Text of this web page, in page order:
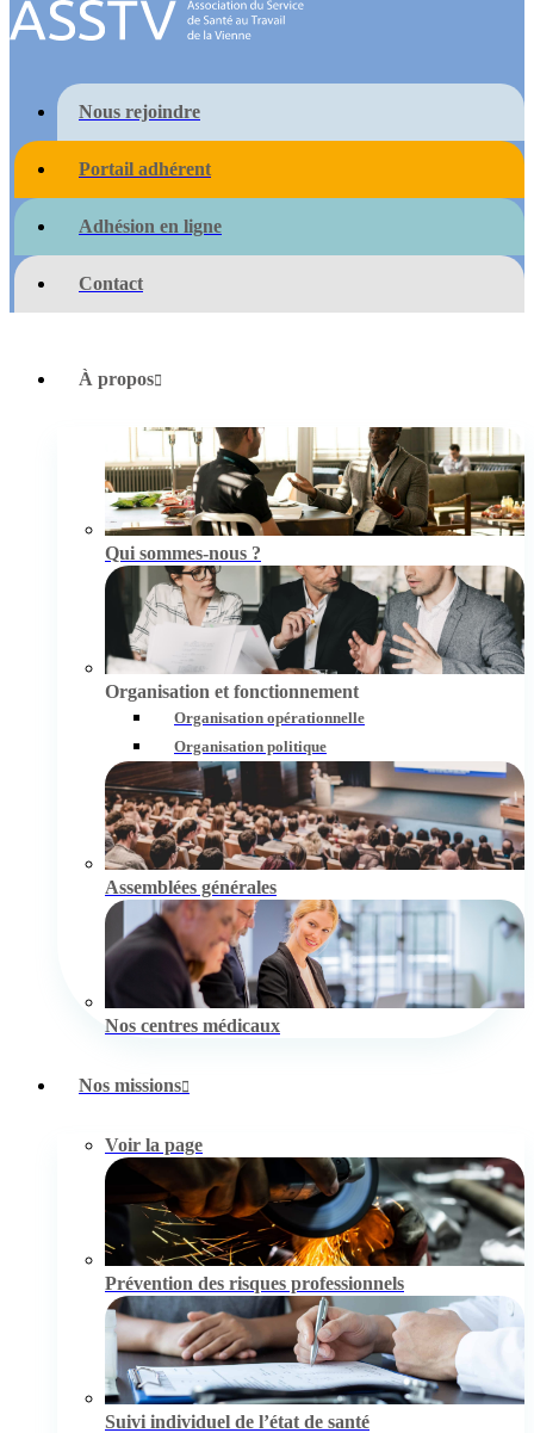
Nous rejoindre
Portail adhérent
Adhésion en ligne
Contact
À propos
Qui sommes-nous ?
Organisation et fonctionnement
Organisation opérationnelle
Organisation politique
Assemblées générales
Nos centres médicaux
Nos missions
Voir la page
Prévention des risques professionnels
Suivi individuel de l’état de santé